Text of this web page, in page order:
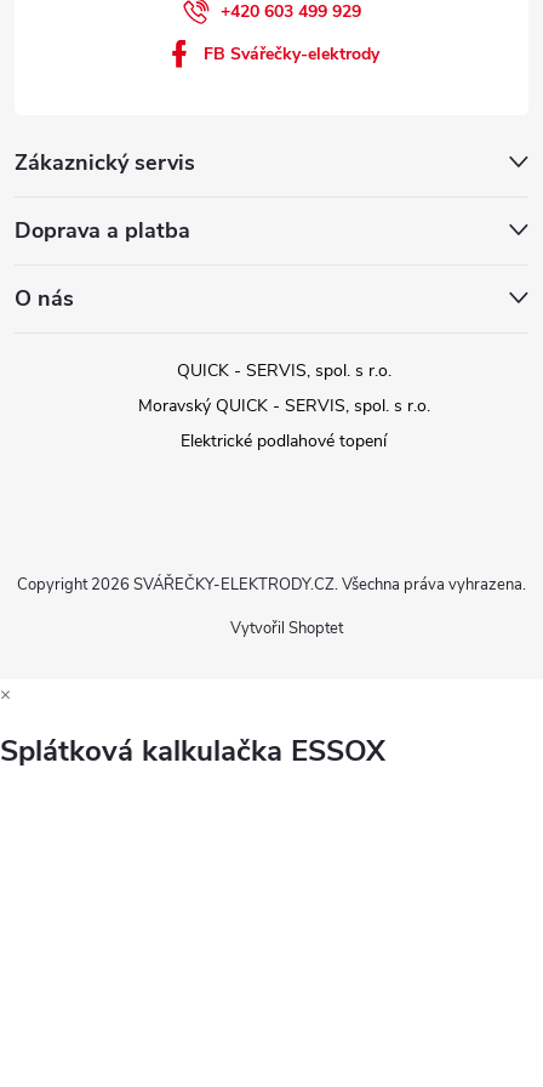
Zákaznický servis
Doprava a platba
O nás
+420 603 499 929
FB Svářečky-elektrody
QUICK - SERVIS, spol. s r.o.
Moravský QUICK - SERVIS, spol. s r.o.
Elektrické podlahové topení
Vytvořil Shoptet
Copyright 2026 SVÁŘEČKY-ELEKTRODY.CZ. Všechna práva vyhrazena.
×
Splátková kalkulačka ESSOX